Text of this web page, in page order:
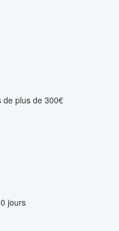
de plus de 300€
jours